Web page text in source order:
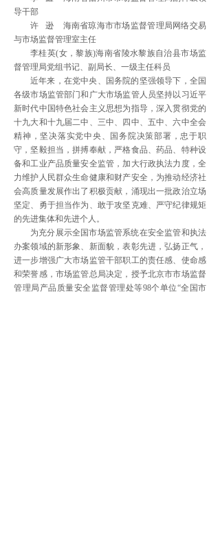
导干部
许 逊 海南省琼海市市场监督管理局网络交易
与市场监督管理室主任
李桂英(女，黎族)海南省陵水黎族自治县市场监
督管理局党组书记、副局长、一级主任科员
近年来，在党中央、国务院的坚强领导下，全国
各级市场监管部门和广大市场监管人员坚持以习近平
新时代中国特色社会主义思想为指导，深入贯彻党的
十九大和十九届二中、三中、四中、五中、六中全会
精神，坚决落实党中央、国务院决策部署，忠于职
守，坚毅担当，拼搏奉献，严格食品、药品、特种设
备和工业产品质量安全监管，加大行政执法力度，全
力维护人民群众生命健康和财产安全，为推动经济社
会高质量发展作出了积极贡献，涌现出一批政治立场
坚定、勇于担当作为、敢于攻坚克难、严守纪律规矩
的先进集体和先进个人。
为充分展示全国市场监管系统在安全监管和执法
办案领域的新形象、新面貌，表彰先进，弘扬正气，
进一步增强广大市场监管干部职工的责任感、使命感
和荣誉感，市场监管总局决定，授予北京市市场监督
管理局产品质量安全监督管理处等98个单位“全国市